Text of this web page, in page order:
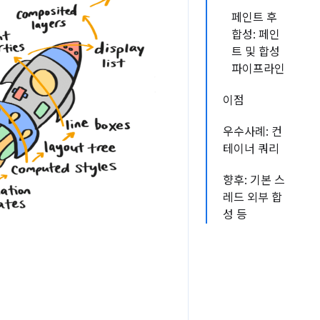
페인트 후
합성: 페인
트 및 합성
파이프라인
이점
우수사례: 컨
테이너 쿼리
향후: 기본 스
레드 외부 합
성 등